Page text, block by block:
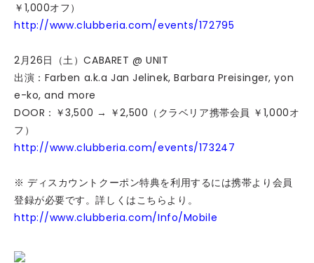
￥1,000オフ）
http://www.clubberia.com/events/172795
2月26日（土）CABARET @ UNIT
出演：Farben a.k.a Jan Jelinek, Barbara Preisinger, yon
e-ko, and more
DOOR：￥3,500 → ￥2,500（クラベリア携帯会員 ￥1,000オ
フ）
http://www.clubberia.com/events/173247
※ ディスカウントクーポン特典を利用するには携帯より会員
登録が必要です。詳しくはこちらより。
http://www.clubberia.com/Info/Mobile